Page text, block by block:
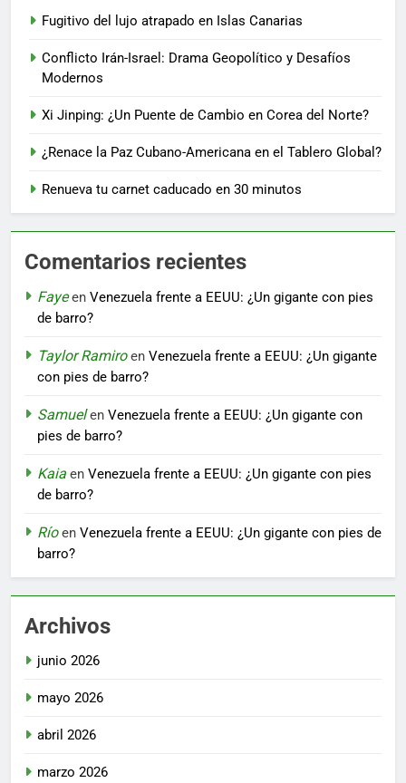
Fugitivo del lujo atrapado en Islas Canarias
Conflicto Irán-Israel: Drama Geopolítico y Desafíos
Modernos
Xi Jinping: ¿Un Puente de Cambio en Corea del Norte?
¿Renace la Paz Cubano-Americana en el Tablero Global?
Renueva tu carnet caducado en 30 minutos
Comentarios recientes
Fayeen Venezuela frente a EEUU: ¿Un gigante con pies
de barro?
Taylor Ramiroen Venezuela frente a EEUU: ¿Un gigante
con pies de barro?
Samuelen Venezuela frente a EEUU: ¿Un gigante con
pies de barro?
Kaia en Venezuela frente a EEUU: ¿Un gigante con pies
de barro?
Ríoen Venezuela frente a EEUU: ¿Un gigante con pies de
barro?
Archivos
junio 2026
mayo 2026
abril 2026
marzo 2026